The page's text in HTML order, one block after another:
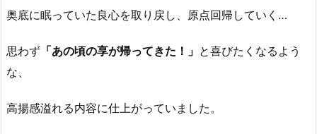
奥底に眠っていた良心を取り戻し、原点回帰していく…
思わず 「あの頃の享が帰ってきた！」 と喜びたくなるよう
な、
高揚感溢れる内容に仕上がっていました。